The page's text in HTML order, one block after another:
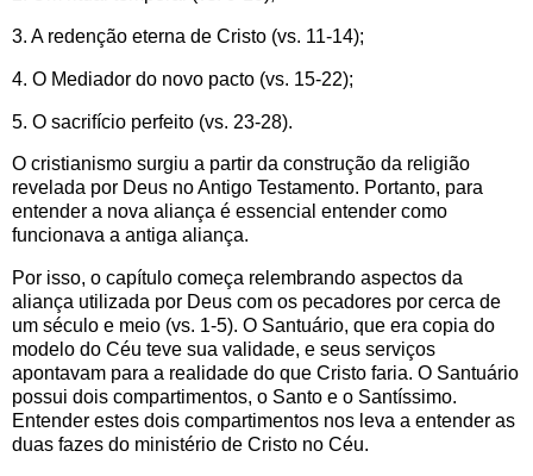
3. A redenção eterna de Cristo (vs. 11-14);
4. O Mediador do novo pacto (vs. 15-22);
5. O sacrifício perfeito (vs. 23-28).
O cristianismo surgiu a partir da construção da religião
revelada por Deus no Antigo Testamento. Portanto, para
entender a nova aliança é essencial entender como
funcionava a antiga aliança.
Por isso, o capítulo começa relembrando aspectos da
aliança utilizada por Deus com os pecadores por cerca de
um século e meio (vs. 1-5). O Santuário, que era copia do
modelo do Céu teve sua validade, e seus serviços
apontavam para a realidade do que Cristo faria. O Santuário
possui dois compartimentos, o Santo e o Santíssimo.
Entender estes dois compartimentos nos leva a entender as
duas fazes do ministério de Cristo no Céu.